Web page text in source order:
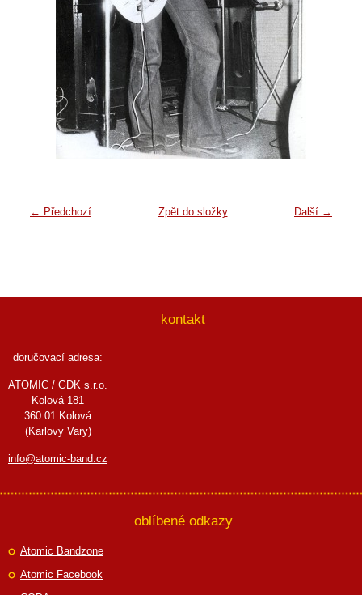
← Předchozí Další →
Zpět do složky
kontakt
doručovací adresa:
ATOMIC / GDK s.r.o.
Kolová 181
360 01 Kolová
(Karlovy Vary)
info@atomic-band.cz
oblíbené odkazy
Atomic Bandzone
Atomic Facebook